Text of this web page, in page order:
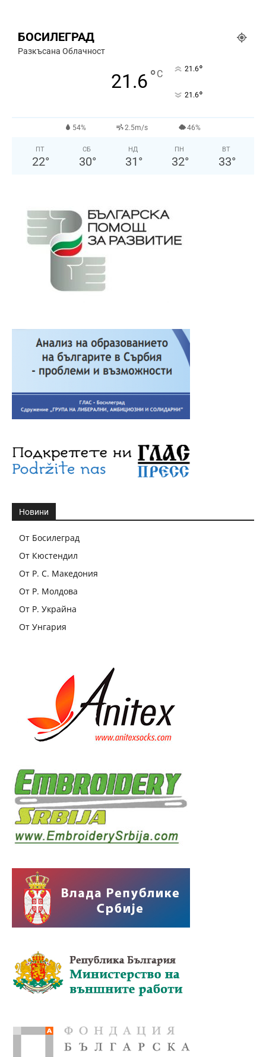
БОСИЛЕГРАД
Разкъсана Облачност
21.6°C 21.6°
21.6°
54% 2.5m/s 46%
ПТ
22°
СБ
30°
НД
31 °
ПН
32°
ВТ
33°
Новини
От Босилеград
От Кюстендил
От Р. С. Македония
От Р. Молдова
От Р. Украйна
От Унгария